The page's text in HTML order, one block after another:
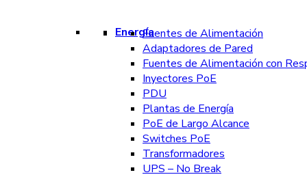
EnergíaFuentes de Alimentación
Adaptadores de Pared
Fuentes de Alimentación con
Inyectores PoE
PDU
Plantas de Energía
PoE de Largo Alcance
Switches PoE
Transformadores
UPS – No Break